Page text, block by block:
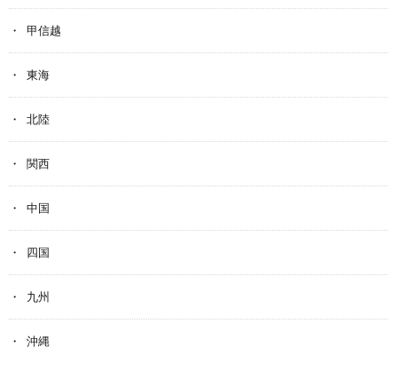
甲信越
東海
北陸
関西
中国
四国
九州
沖縄